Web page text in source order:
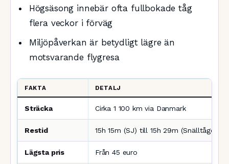
Högsäsong innebär ofta fullbokade tåg
flera veckor i förväg
Miljöpåverkan är betydligt lägre än
motsvarande flygresa
FAKTA DETALJ
Sträcka Cirka 1 100 km via Danmark
Restid 15h 15m (SJ) till 15h 29m (Snälltåget)
Lägsta pris Från 45 euro